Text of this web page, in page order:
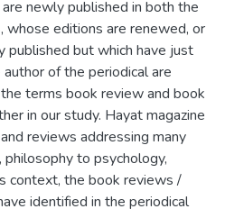
newly published in both the
whose editions are renewed, or
published but which have just
of the periodical are
terms book review and book
in our study. Hayat magazine
reviews addressing many
to psychology,
context, the book reviews /
identified in the periodical